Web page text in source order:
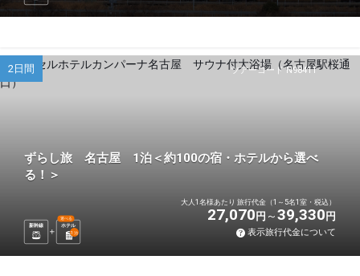
ツアーコード N98411
2日間
ずらし旅 名古屋 1泊＜約100の宿・ホテルから選べ
る！＞
新幹線 ホテル
選べる
1 泊
大人1名様あたり 旅行代金（1～5名1室・税込）
27,070 円 39,330 円
表示旅行代金について